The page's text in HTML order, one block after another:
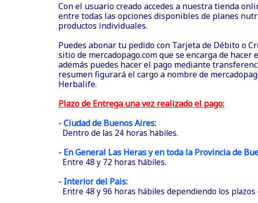
Con el usuario creado accedes a nuestra tienda
entre todas las opciones disponibles de planes
productos individuales.
Puedes abonar tu pedido con Tarjeta de Débito o
sitio de mercadopago.com que se encarga de hacer
además puedes hacer el pago mediante
resumen figurará el cargo a nombre de
Herbalife.
Plazo de Entrega una vez realizado el pago:
- Ciudad de Buenos Aires:
Dentro de las 24 horas hábiles.
- En General Las Heras y en toda la Provincia de
Entre 48 y 72 horas hábiles.
- Interior del Pais:
Entre 48 y 96 horas hábiles dependiendo los plazos